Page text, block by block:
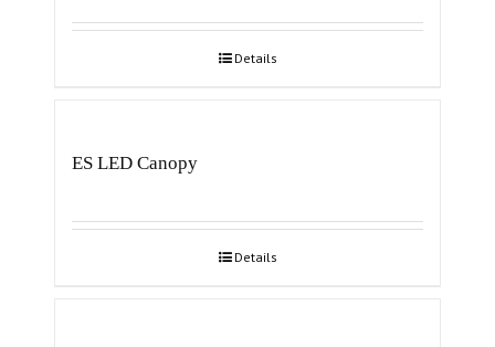
Details
ES LED Canopy
Details